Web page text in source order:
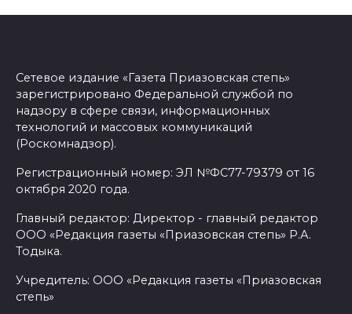
Сетевое издание «Газета Приазовская степь»
зарегистрировано Федеральной службой по
надзору в сфере связи, информационных
технологий и массовых коммуникаций
(Роскомнадзор).
Регистрационный номер: ЭЛ №ФС77-79379 от 16
октября 2020 года.
Главный редактор: Директор - главный редактор
ООО «Редакция газеты «Приазовская степь» Р.А.
Тодыка.
Учредитель: ООО «Редакция газеты «Приазовская
степь»